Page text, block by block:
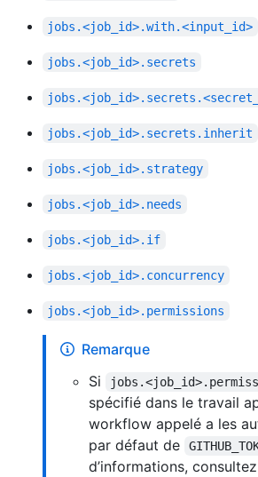
jobs.<job_id>.with.<input_id>
jobs.<job_id>.secrets
jobs.<job_id>.secrets.inherit
jobs.<job_id>.strategy
jobs.<job_id>.needs
jobs.<job_id>.if
jobs.<job_id>.concurrency
jobs.<job_id>.permissions
Remarque
Si
spécifié dans le travail
workflow appelé a les
par défaut de
d’informations,